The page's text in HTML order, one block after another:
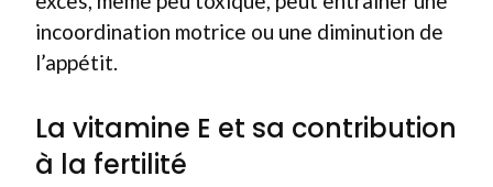
incoordination motrice ou une diminution de
l’appétit.
La vitamine E et sa contribution
à la fertilité